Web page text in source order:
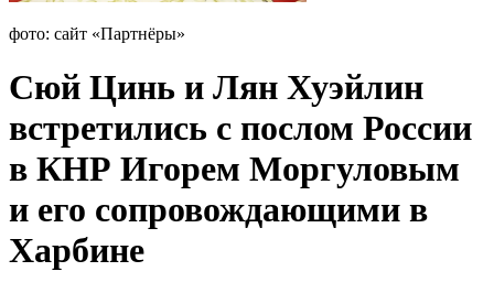
фото: сайт «Партнёры»
Сюй Цинь и Лян Хуэйлин
встретились с послом России
в КНР Игорем Моргуловым
и его сопровождающими в
Харбине